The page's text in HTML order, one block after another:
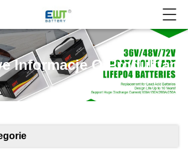
Informacje O Produktach